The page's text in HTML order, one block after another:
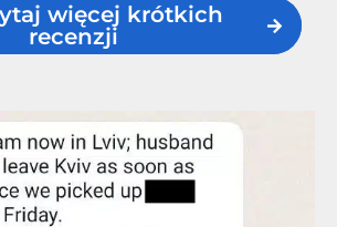
więcej krótkich
recenzji